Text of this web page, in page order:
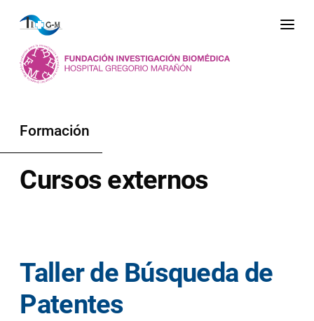
Formación
Cursos externos
Taller de Búsqueda de
Patentes